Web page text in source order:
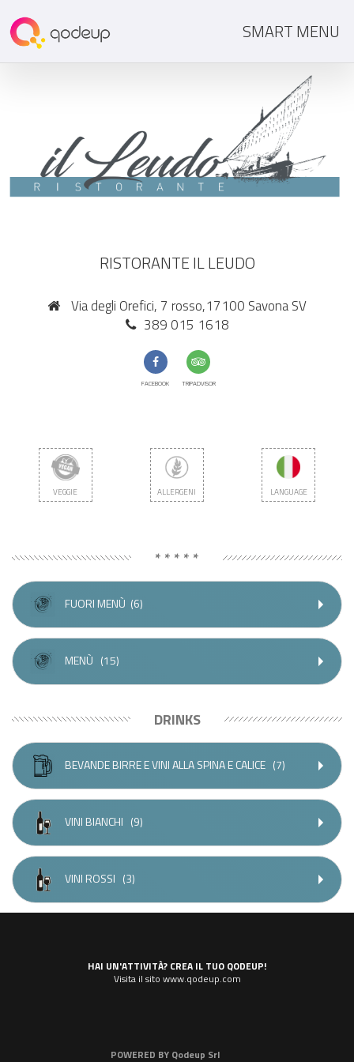
SMART MENU
RISTORANTE IL LEUDO
Via degli Orefici, 7 rosso,17100 Savona SV
389 015 1618
FACEBOOK TRIPADVISOR
VEGGIE ALLERGENI LANGUAGE
* * * * *
FUORI MENÙ (6)
MENÙ (15)
DRINKS
BEVANDE BIRRE E VINI ALLA SPINA E CALICE (7)
VINI BIANCHI (9)
VINI ROSSI (3)
HAI UN'ATTIVITÀ? CREA IL TUO QODEUP!
Visita il sito www.qodeup.com
POWERED BY Qodeup Srl